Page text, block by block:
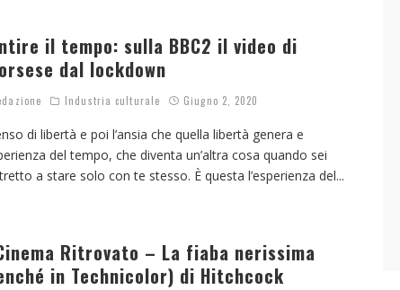
il tempo: sulla BBC2 il video di
dal lockdown
Industria culturale Giugno 2, 2020
di libertà e poi l’ansia che quella libertà genera e
del tempo, che diventa un’altra cosa quando sei
a stare solo con te stesso. È questa l’esperienza del...
Ritrovato – La fiaba nerissima
in Technicolor) di Hitchcock